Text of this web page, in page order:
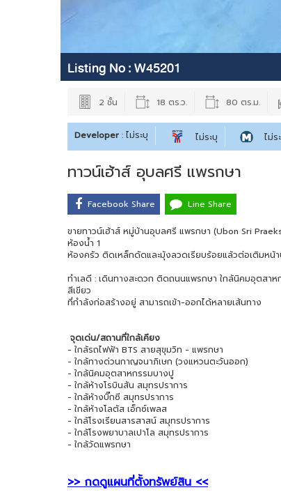
Listing No :W45201
2 ชั้น 18 ตร.ว. 80 ตร.ม.
Developer : ไม่ระบุ ไม่ระบุ ไม่ร
ทาวน์เฮ้าส์ อุบลศรี แพรกษา
Facebook Share Line Share
ขายทาวน์เฮ้าส์ หมู่บ้านอุบลศรี แพรกษา (Ubon Sri
ห้องน้ำ 1
ห้องครัว ติดเหล็กดัดและมุ้งลวดเรียบร้อยแล้วต่อเติมหน้
ทำเลดี : เดินทางสะดวก ติดถนนแพรกษา ใกล้นิคมอุตสา
สีเขียว
ที่กำลังก่อสร้างอยู่ สามารถเข้า-ออกได้หลายเส้นทาง
จุดเด่น/สถานที่ใกล้เคียง
- ใกล้รถไฟฟ้า BTS สายสุขุมวิท - แพรกษา
- ใกล้ทางด่วนกาญจนาภิเษก (วงแหวนตะวันออก)
- ใกล้นิคมอุตสาหกรรมบางปู
- ใกล้ห้างโรบินสัน สมุทรปราการ
- ใกล้ห้างบิ๊กซี สมุทรปราการ
- ใกล้ห้างโลตัส เอ็กซ์เพลส
- ใกล้โรงเรียนสารสาสน์ สมุทรปราการ
- ใกล้โรงพยาบาลเปาโล สมุทรปราการ
- ใกล้วัดแพรกษา
>> กดดูแผนที่ตั้งทรัพย์สิน <<